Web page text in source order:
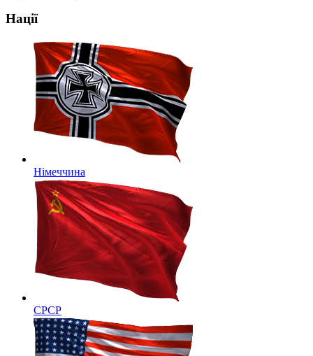
Нації
Німеччина
СРСР